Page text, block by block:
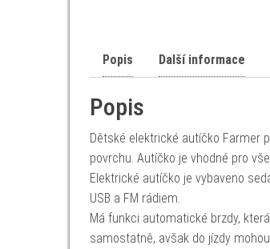
Popis Další informace
Popis
Dětské elektrické autíčko Farmer
povrchu. Autíčko je vhodné pro
Elektrické autíčko je vybaveno
USB a FM rádiem.
Má funkci automatické brzdy,
samostatně, avšak do jízdy